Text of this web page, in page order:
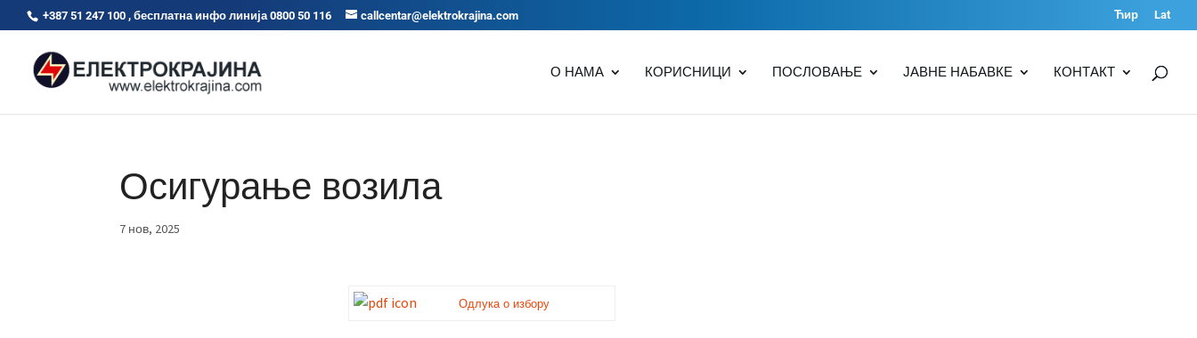
+387 51 247 100 , бесплатна инфо линија 0800 50 116 callcentar@elektrokrajina.com Ћир Lat
О НАМА КОРИСНИЦИ ПОСЛОВАЊЕ ЈАВНЕ НАБАВКЕ КОНТАКТ
Осигурање возила
7 нов, 2025
Одлука о избору